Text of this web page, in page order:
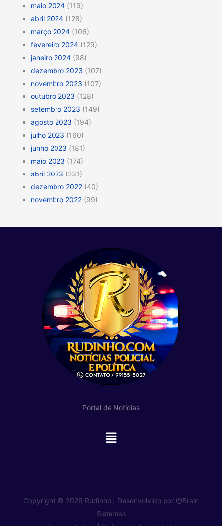
maio 2024 (119)
abril 2024 (128)
março 2024 (106)
fevereiro 2024 (129)
janeiro 2024 (98)
dezembro 2023 (107)
novembro 2023 (107)
outubro 2023 (128)
setembro 2023 (149)
agosto 2023 (194)
julho 2023 (160)
junho 2023 (181)
maio 2023 (174)
abril 2023 (231)
dezembro 2022 (40)
novembro 2022 (99)
Portal de Notícias
Main
Copyright © 2026 Rudinho | Desenvolvido por @Brain
Sistemas